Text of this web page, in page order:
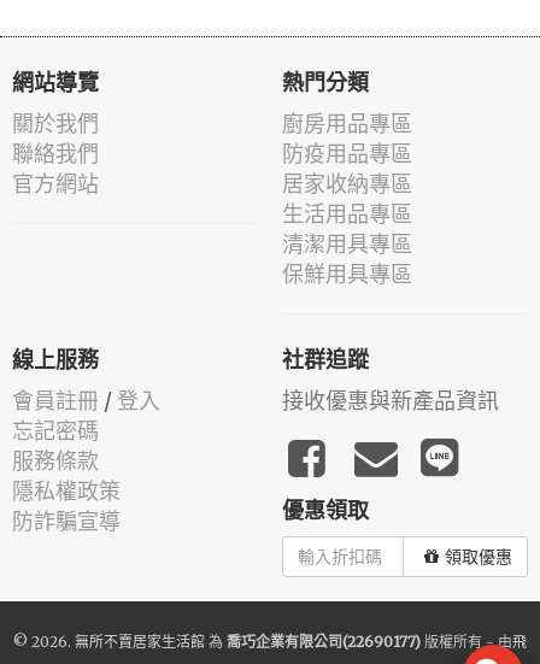
網站導覽
關於我們
聯絡我們
官方網站
熱門分類
廚房用品專區
防疫用品專區
居家收納專區
生活用品專區
清潔用具專區
保鮮用具專區
線上服務
會員註冊 / 登入
忘記密碼
服務條款
隱私權政策
防詐騙宣導
社群追蹤
接收優惠與新產品資訊
優惠領取
領取優惠
© 2026. 無所不賣居家生活館 為 喬巧企業有限公司(22690177) 版權所有 - 由飛